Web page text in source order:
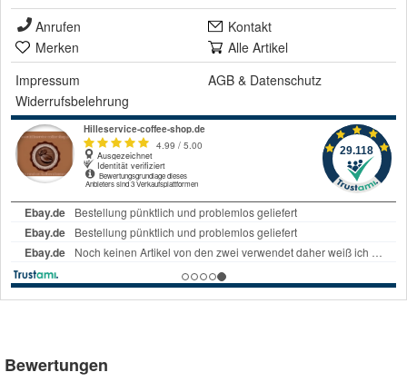
Anrufen
Kontakt
Merken
Alle Artikel
Impressum
AGB & Datenschutz
Widerrufsbelehrung
Bewertungen